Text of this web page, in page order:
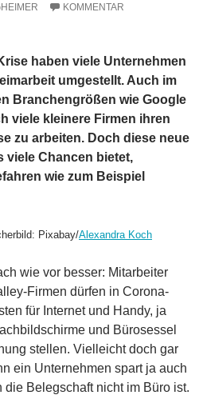
KOMMENTAR
haben viele Unternehmen
umgestellt. Auch im
Branchengrößen wie Google
viele kleinere Firmen ihren
zu arbeiten. Doch diese neue
viele Chancen bietet,
wie zum Beispiel
Pixabay/Alexandra Koch
wie vor besser: Mitarbeiter
Firmen dürfen in Corona-
für Internet und Handy, ja
und Bürosessel
stellen. Vielleicht doch gar
ein Unternehmen spart ja auch
Belegschaft nicht im Büro ist.